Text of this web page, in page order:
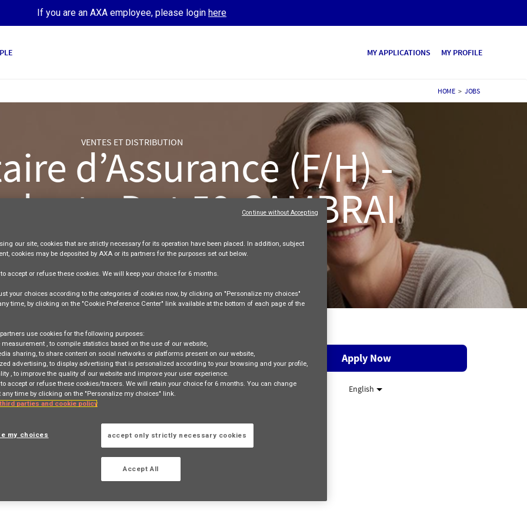
If you are an AXA employee, please login here
MY APPLICATIONS MY PROFILE
HOME > JOBS
VENTES ET DISTRIBUTION
d’Assurance (F/H) -
- Dpt 59 CAMBRAI
Apply Now
(F/H) - Indépendant - Dpt 59
Register
Apply Now
English
our site, cookies that are strictly necessary for its operation have been placed. In addition, subject
cookies may be deposited by AXA or its partners for the purposes set out below.
to accept or refusethese cookies. We will keep your choice for 6 months.
your choices according to the categories of cookies now, by clicking on "Personalize my choices"
time, by clicking on the "Cookie Preference Center" link available at the bottom of each page of the
use cookies for the following purposes:
measurement , to compile statistics based on the use of our website,
sharing, to share content on social networks or platforms present on our website,
advertising, to display advertising that is personalized according to your browsing and your profile,
, to improve the quality of our website and improve your user experience.
accept or refuse these cookies/tracers. We will retain your choice for 6 months. You can change
time by clicking on the "Personalize my choices" link.
parties and cookie policy
my choices accept only strictly necessary cookies
Accept All
Continue without Accepting